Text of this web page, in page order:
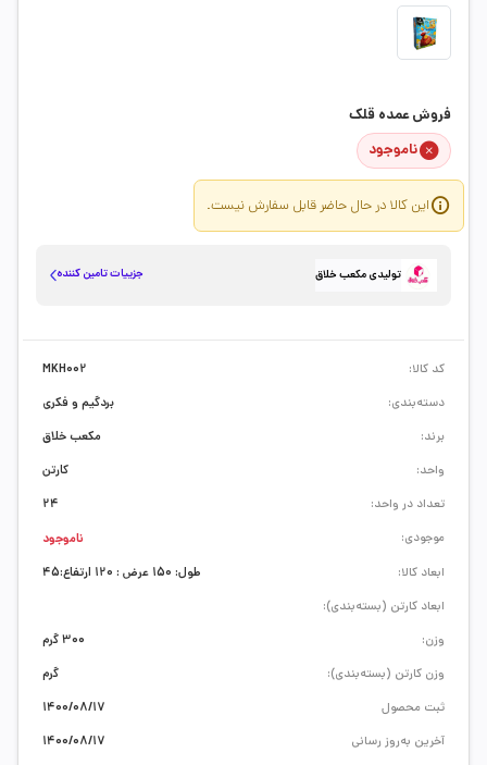
فروش عمده قلک
ناموجود
این کالا در حال حاضر قابل سفارش نیست.
تولیدی مکعب خلاق جزییات تامین کننده
ابعاد کالا:
طول: 150 عرض : 120 ارتفاع:45
ابعاد کارتن (بسته‌بندی):
وزن:
300 گرم
وزن کارتن (بسته‌بندی):
گرم
ثبت محصول
1400/08/17
آخرین به‌روز رسانی
1400/08/17
کد کالا:
MKH002
دسته‌بندی:
بردگیم و فکری
برند:
مکعب خلاق
واحد:
کارتن
تعداد در واحد:
24
موجودی:
ناموجود